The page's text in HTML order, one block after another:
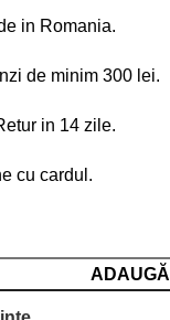
in Romania.
de minim 300 lei.
in 14 zile.
cu cardul.